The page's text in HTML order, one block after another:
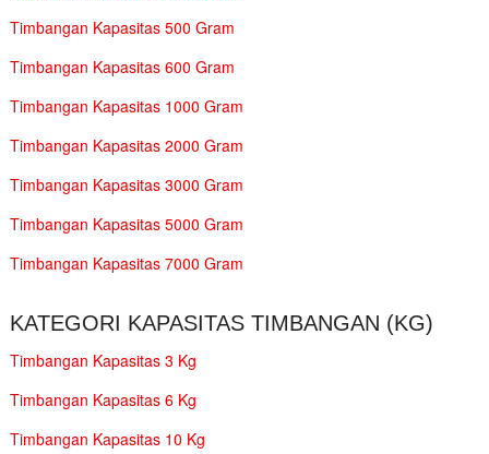
Timbangan Kapasitas 500 Gram
Timbangan Kapasitas 600 Gram
Timbangan Kapasitas 1000 Gram
Timbangan Kapasitas 2000 Gram
Timbangan Kapasitas 3000 Gram
Timbangan Kapasitas 5000 Gram
Timbangan Kapasitas 7000 Gram
KATEGORI KAPASITAS TIMBANGAN (KG)
Timbangan Kapasitas 3 Kg
Timbangan Kapasitas 6 Kg
Timbangan Kapasitas 10 Kg